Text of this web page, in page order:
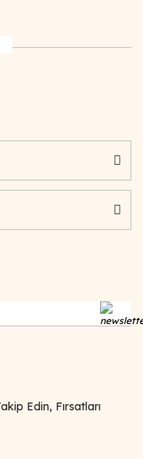
Edin, Fırsatları